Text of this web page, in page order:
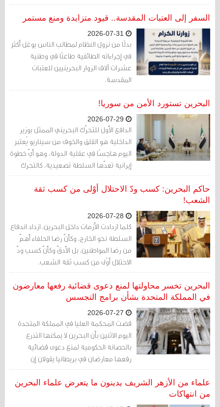
كربلاء بالحجة الفارغة ذاتها،
السفر إلى العتبات المقدسة.. قيود متزايدة ومنع مستمر
بدلًا من نزول النظام لمطالب الناس يوغل أكثر
في إجراءاته الطائفية طاعنًا في وطنية
عشرات آلاف الزوار البحرينيين للعتبات
المقدسة.
البحرين تستورد الأمن من سوريا!
الدافع الأول للتحرّك البحريني الممثل بوزير
الداخلية هو القلق والخوف من سيناريو يُعتبر
اليوم هاجسًا في عقلية الدولة، وهو أيّ خطوة
إيرانية تعدّها السلطة تصعيدية، كالتحرك
البري أو التدخل باتجاه البحرين فيما لو حصل
احتلال لجزيرة إيرانية
حاكم البحرين: كسب ودّ الاحتلال أوْلى من كسب ثقة
الشعب!
كلما ازدادت الأزمات داخل البحرين، ازداد اندفاع
السلطة نحو الخارج، وكأنّ رضا الحلفاء أهمّ
من رضا المواطنين، بل الأدقّ وكأنّ كسب ودّ
الاحتلال أوْلى من كسب ثقة الشعب.
البحرين تخسر محاولتها لمنع دعوى قضائية رفعها معارضون
في المملكة المتحدة بشأن برامج التجسس
قضت المحكمة العليا في المملكة المتحدة
اليوم الاثنين بأن البحرين لا يمكنها التذرع
بالحصانة الحكومية لمنع دعوى قضائية
رفعها معارضان في بريطانيا يقولان إن
حكومتها اخترقت أجهزة الكمبيوتر المحمولة
الخاصة بهما ببرامج تجسس
علماء من الأزهر الشريف يدينون ما يتعرض علماء البحرين
من انتهاكات